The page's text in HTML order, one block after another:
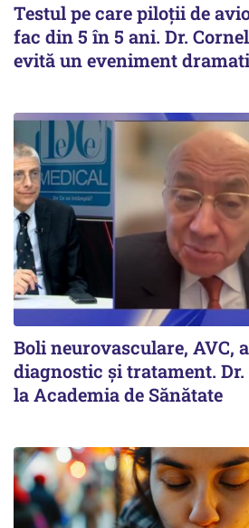
Testul pe care piloții de
fac din 5 în 5 ani. Dr.
evită un eveniment
Boli neurovasculare, AVC,
diagnostic și tratament. Dr.
la Academia de Sănătate